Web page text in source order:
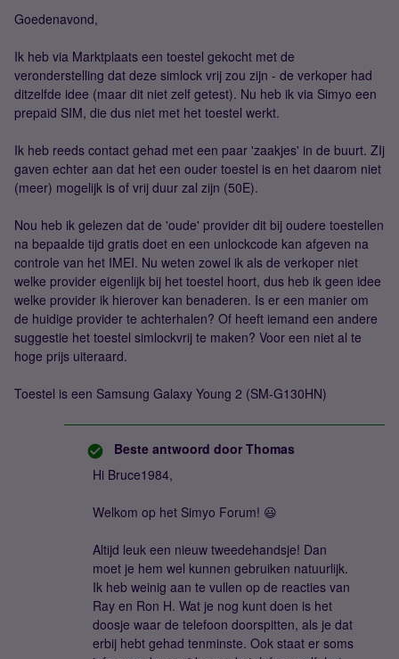
Goedenavond,
Ik heb via Marktplaats een toestel gekocht met de
veronderstelling dat deze simlock vrij zou zijn - de verkoper had
ditzelfde idee (maar dit niet zelf getest). Nu heb ik via Simyo een
prepaid SIM, die dus niet met het toestel werkt.
Ik heb reeds contact gehad met een paar 'zaakjes' in de buurt. ZIj
gaven echter aan dat het een ouder toestel is en het daarom niet
(meer) mogelijk is of vrij duur zal zijn (50E).
Nou heb ik gelezen dat de 'oude' provider dit bij oudere toestellen
na bepaalde tijd gratis doet en een unlockcode kan afgeven na
controle van het IMEI. Nu weten zowel ik als de verkoper niet
welke provider eigenlijk bij het toestel hoort, dus heb ik geen idee
welke provider ik hierover kan benaderen. Is er een manier om
de huidige provider te achterhalen? Of heeft iemand een andere
suggestie het toestel simlockvrij te maken? Voor een niet al te
hoge prijs uiteraard.
Toestel is een Samsung Galaxy Young 2 (SM-G130HN)
Beste antwoord door Thomas
Hi Bruce1984,
Welkom op het Simyo Forum! 😃
Altijd leuk een nieuw tweedehandsje! Dan
moet je hem wel kunnen gebruiken natuurlijk.
Ik heb weinig aan te vullen op de reacties van
Ray en Ron H. Wat je nog kunt doen is het
doosje waar de telefoon doorspitten, als je dat
erbij hebt gehad tenminste. Ook staat er soms